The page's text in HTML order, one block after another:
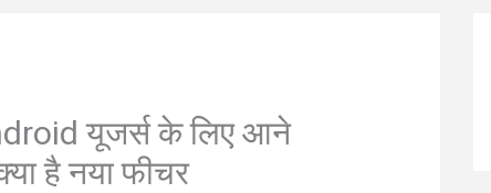
यूजर्स के लिए आने
है नया फीचर